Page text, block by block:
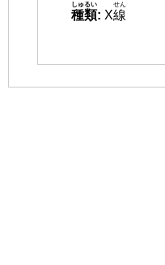
種類
しゅるい
: X線
せん